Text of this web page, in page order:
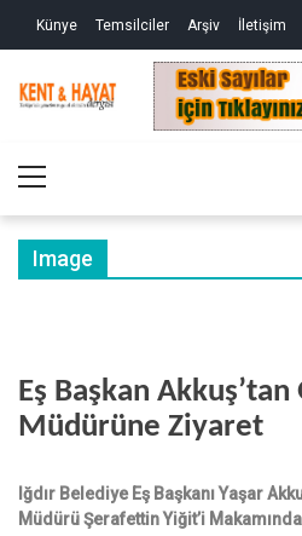
Künye Temsilciler Arşiv İletişim
Yönetim ve Genel Aktüalite Dergisi
Menu
Image
Eş Başkan
Müdürüne Ziyaret
Iğdır Belediye Eş Başkanı Yaşar
Müdürü Şerafettin Yiğit’i